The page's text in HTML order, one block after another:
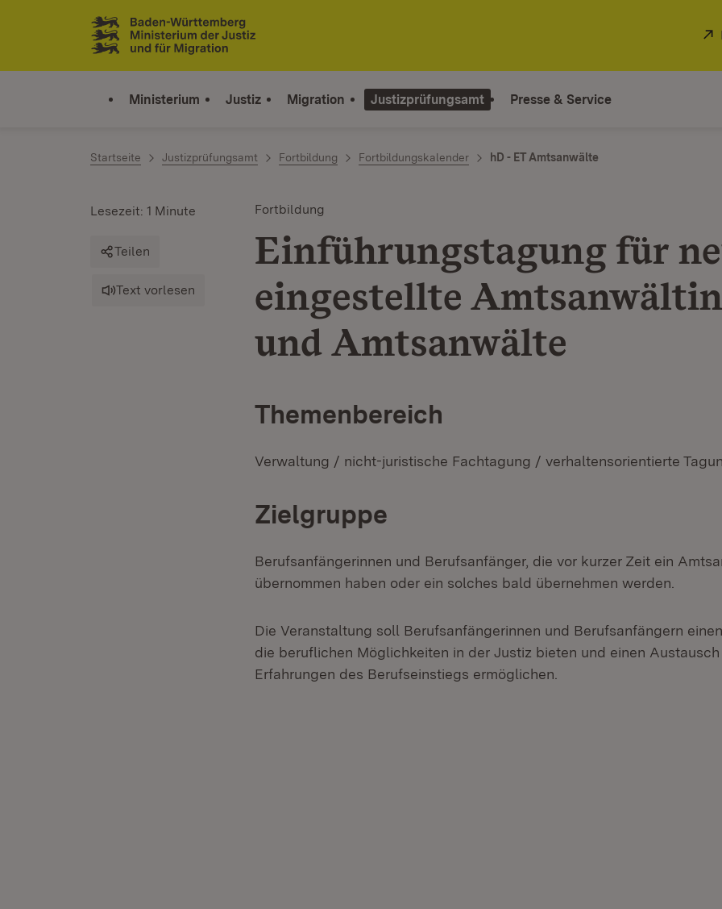
Zum Inhalt springen
Link zur Startseite
Ministerium Justiz Migration Justizprüfungsamt Presse & Service
Startseite Justizprüfungsamt Fortbildung Fortbildungskalender hD - ET Amtsanwälte
Fortbildung
Einführungstagung für
eingestellte
und Amtsanwälte
Lesezeit: 1 Minute
Teilen
Text vorlesen
Themenbereich
Verwaltung / nicht-juristische Fachtagung / verhaltensorientierte
Zielgruppe
Berufsanfängerinnen und Berufsanfänger, die vor kurzer Zeit ein
übernommen haben oder ein solches bald übernehmen werden.
Die Veranstaltung soll Berufsanfängerinnen und Berufsanfängern
die beruflichen Möglichkeiten in der Justiz bieten und einen
Erfahrungen des Berufseinstiegs ermöglichen.